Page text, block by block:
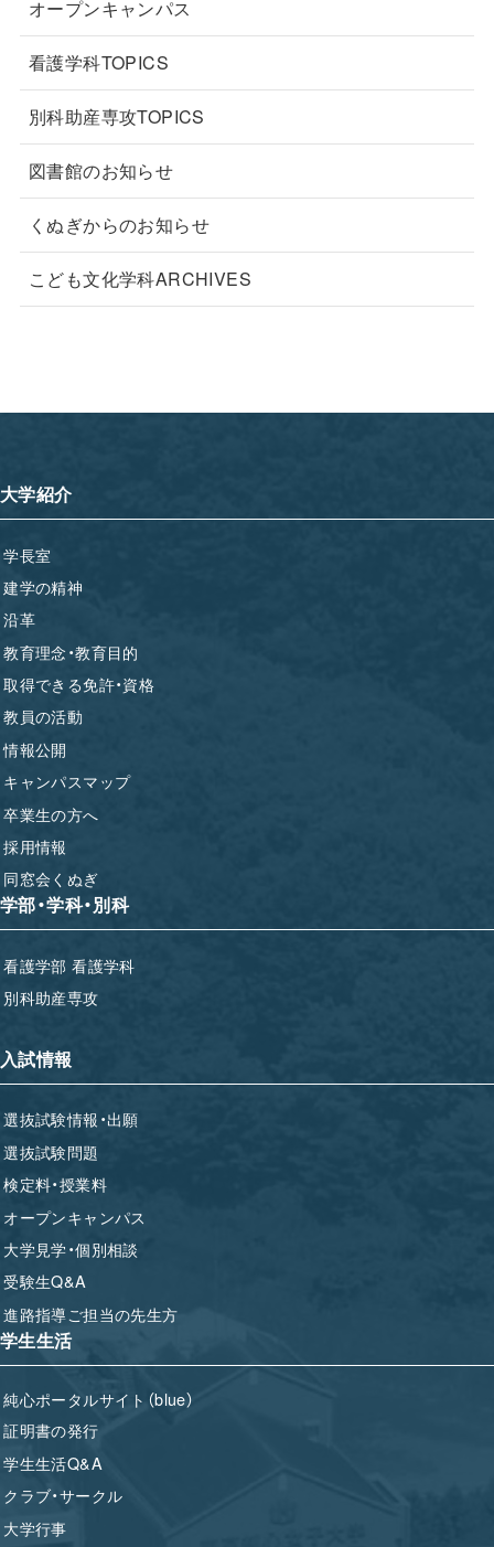
オープンキャンパス
看護学科TOPICS
別科助産専攻TOPICS
図書館のお知らせ
くぬぎからのお知らせ
こども文化学科ARCHIVES
大学紹介
学長室
建学の精神
沿革
教育理念・教育目的
取得できる免許・資格
教員の活動
情報公開
キャンパスマップ
卒業生の方へ
採用情報
同窓会くぬぎ
学部・学科・別科
看護学部 看護学科
別科助産専攻
入試情報
選抜試験情報・出願
選抜試験問題
検定料・授業料
オープンキャンパス
大学見学・個別相談
受験生Q&A
進路指導ご担当の先生方
学生生活
純心ポータルサイト（blue）
証明書の発行
学生生活Q&A
クラブ・サークル
大学行事